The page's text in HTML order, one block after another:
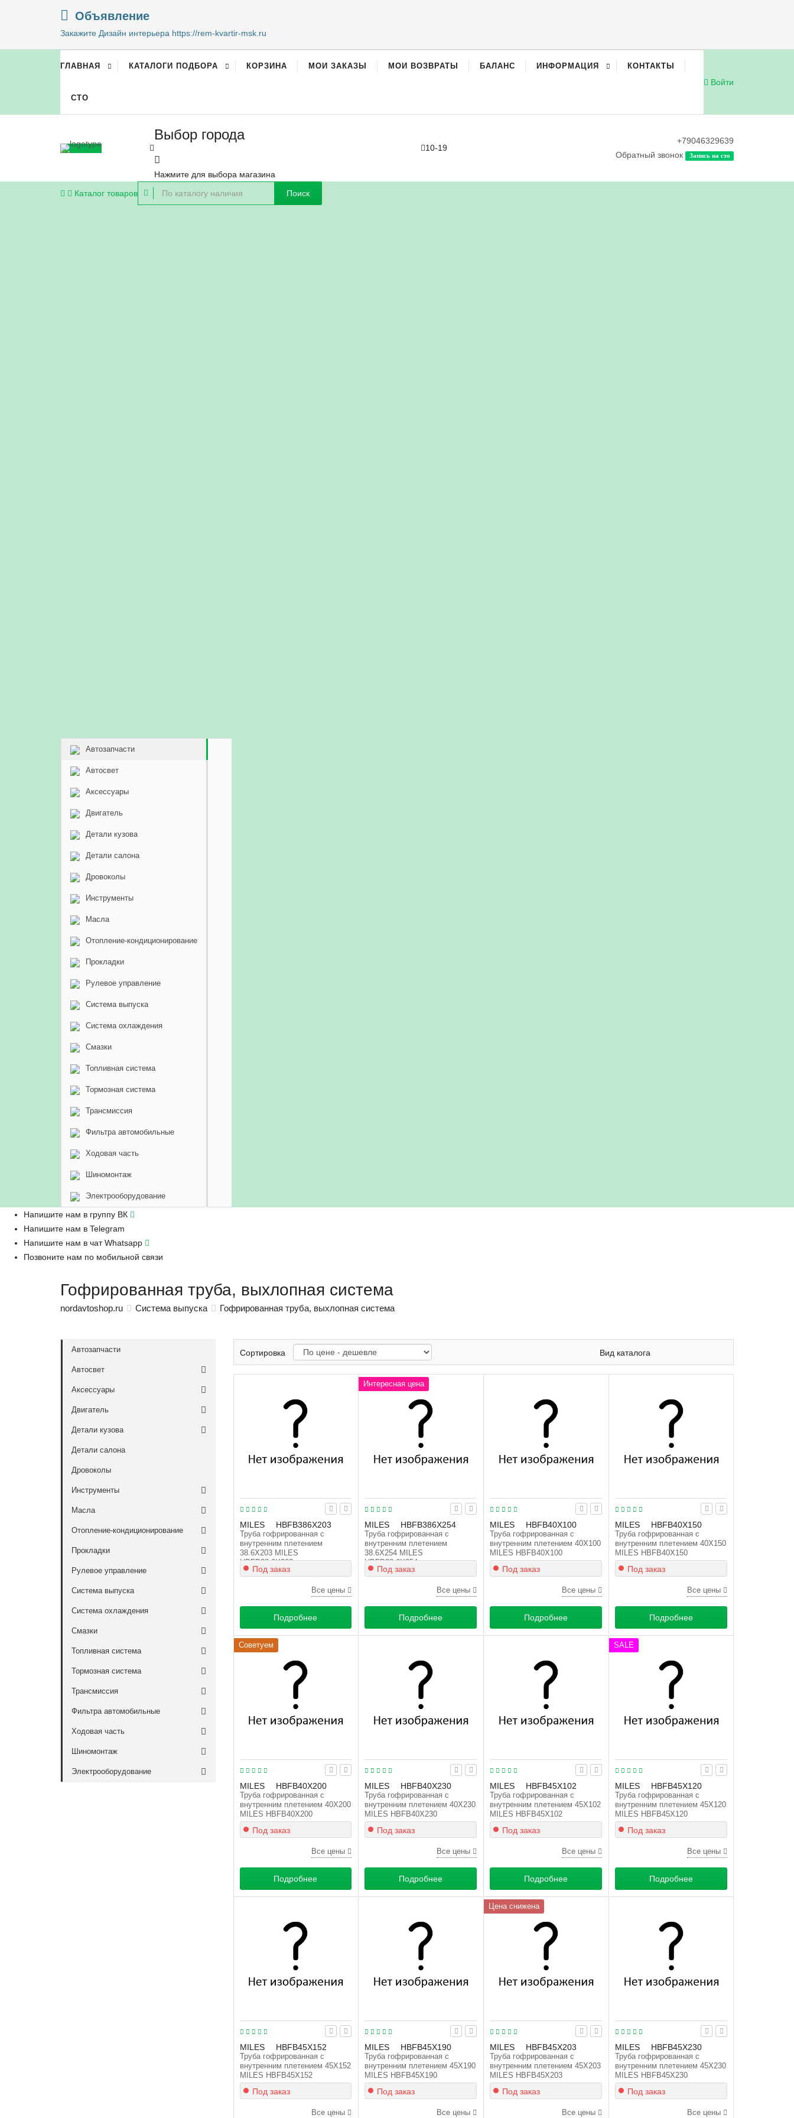
Объявление
Закажите Дизайн интерьера https://rem-kvartir-msk.ru
ГЛАВНАЯ КАТАЛОГИ ПОДБОРА КОРЗИНА МОИ ЗАКАЗЫ МОИ ВОЗВРАТЫ БАЛАНС ИНФОРМАЦИЯ КОНТАКТЫ
СТО
Войти
Выбор города
Нажмите для выбора магазина
10-19
+79046329639
Обратный звонок
Запись на сто
Каталог товаров Поиск
Автозапчасти
Автосвет
Аксессуары
Двигатель
Детали кузова
Детали салона
Дровоколы
Инструменты
Масла
Отопление-кондиционирование
Прокладки
Рулевое управление
Система выпуска
Система охлаждения
Смазки
Топливная система
Тормозная система
Трансмиссия
Фильтра автомобильные
Ходовая часть
Шиномонтаж
Электрооборудование
Напишите нам в группу ВК
Напишите нам в Telegram
Напишите нам в чат Whatsapp
Позвоните нам по мобильной связи
Гофрированная труба, выхлопная система
nordavtoshop.ru Система выпуска Гофрированная труба, выхлопная система
Автозапчасти
Автосвет
Аксессуары
Двигатель
Детали кузова
Детали салона
Дровоколы
Инструменты
Масла
Отопление-кондиционирование
Прокладки
Рулевое управление
Система выпуска
Система охлаждения
Смазки
Топливная система
Тормозная система
Трансмиссия
Фильтра автомобильные
Ходовая часть
Шиномонтаж
Электрооборудование
Сортировка Вид каталога
MILES HBFB386X203
Труба гофрированная с
внутренним плетением
38.6X203 MILES
HBFB38.6X203
Под заказ
Все цены
Подробнее
MILES HBFB386X254
Труба гофрированная с
внутренним плетением
38.6X254 MILES
HBFB38.6X254
Интересная цена
Под заказ
Все цены
Подробнее
MILES HBFB40X100
Труба гофрированная с
внутренним плетением 40X100
MILES HBFB40X100
Под заказ
Все цены
Подробнее
MILES HBFB40X150
Труба гофрированная с
внутренним плетением 40X150
MILES HBFB40X150
Под заказ
Все цены
Подробнее
MILES HBFB40X200
Труба гофрированная с
внутренним плетением 40X200
MILES HBFB40X200
Советуем
Под заказ
Все цены
Подробнее
MILES HBFB40X230
Труба гофрированная с
внутренним плетением 40X230
MILES HBFB40X230
Под заказ
Все цены
Подробнее
MILES HBFB45X102
Труба гофрированная с
внутренним плетением 45X102
MILES HBFB45X102
Под заказ
Все цены
Подробнее
MILES HBFB45X120
Труба гофрированная с
внутренним плетением 45X120
MILES HBFB45X120
SALE
Под заказ
Все цены
Подробнее
MILES HBFB45X152
Труба гофрированная с
внутренним плетением 45X152
MILES HBFB45X152
Под заказ
Все цены
MILES HBFB45X190
Труба гофрированная с
внутренним плетением 45X190
MILES HBFB45X190
Под заказ
Все цены
MILES HBFB45X203
Труба гофрированная с
внутренним плетением 45X203
MILES HBFB45X203
Цена снижена
Под заказ
Все цены
MILES HBFB45X230
Труба гофрированная с
внутренним плетением 45X230
MILES HBFB45X230
Под заказ
Все цены